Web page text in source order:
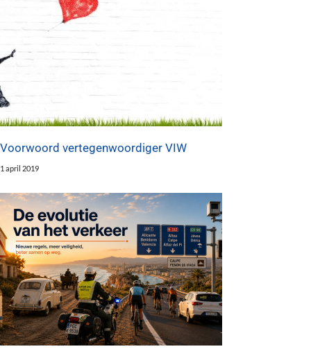
Voorwoord vertegenwoordiger VIW
1 april 2019